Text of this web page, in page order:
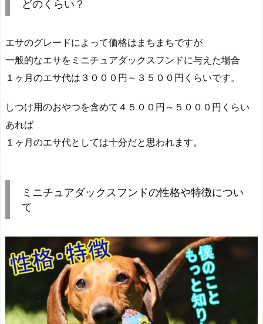
どのくらい？
エサのグレードによって価格はまちまちですが
一般的なエサをミニチュアダックスフンドに与えた場合
１ヶ月のエサ代は３０００円～３５００円くらいです。
しつけ用のおやつを含めて４５００円～５０００円くらい
あれば
１ヶ月のエサ代としては十分だと思われます。
ミニチュアダックスフンドの性格や特徴につい
て